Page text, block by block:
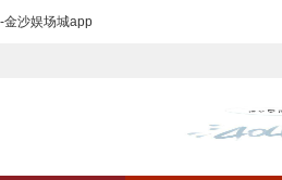
-金沙娱场城app